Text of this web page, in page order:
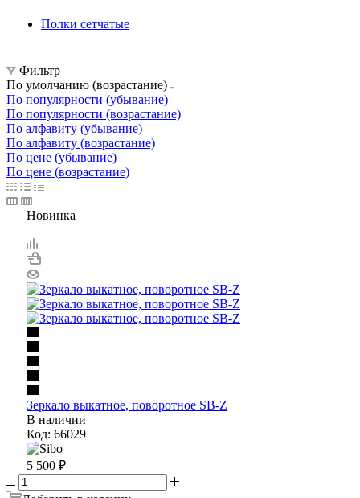
Полки сетчатые
Фильтр
По умолчанию (возрастание)
По популярности (убывание)
По популярности (возрастание)
По алфавиту (убывание)
По алфавиту (возрастание)
По цене (убывание)
По цене (возрастание)
Новинка
Зеркало выкатное, поворотное SB-Z
В наличии
Код: 66029
5 500 ₽